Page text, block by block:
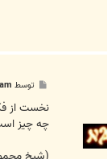
ت
توسط
نخست از
چه چيز